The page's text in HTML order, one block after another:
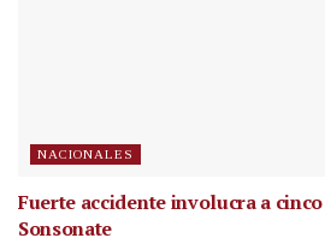
NACIONALES
Fuerte accidente involucra a
Sonsonate